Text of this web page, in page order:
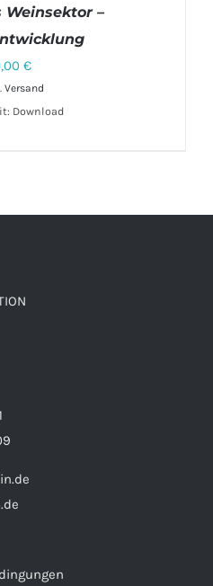
Weinsektor –
€
Versand
Download